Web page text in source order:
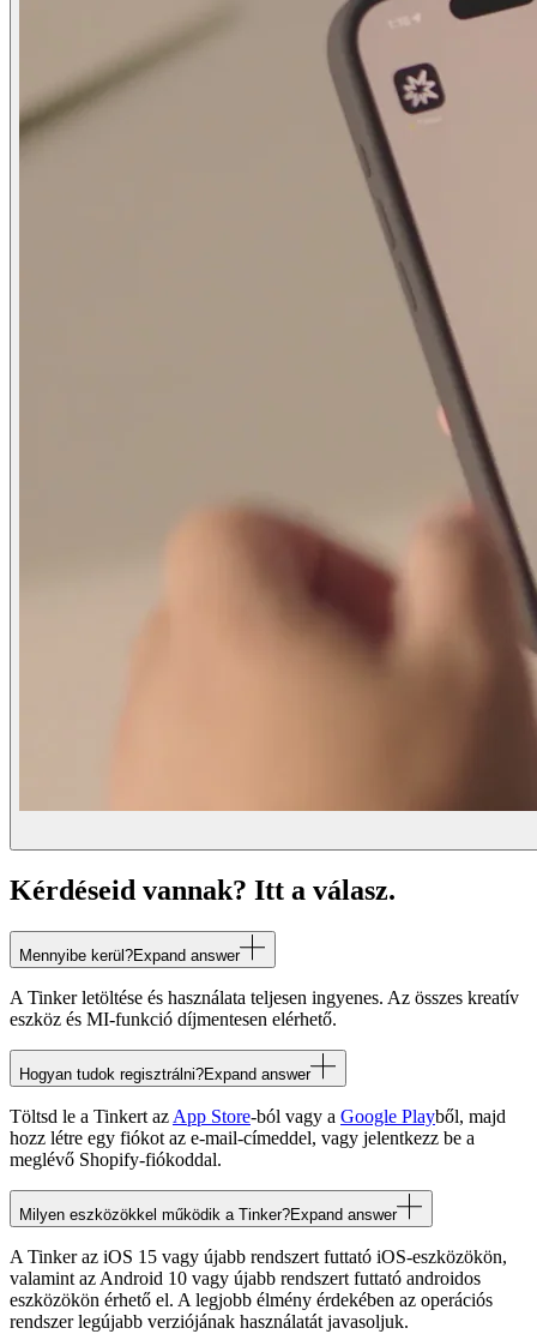
Kérdéseid vannak? Itt a válasz.
Mennyibe kerül?Expand answer
A Tinker letöltése és használata teljesen ingyenes. Az összes kreatív
eszköz és MI-funkció díjmentesen elérhető.
Hogyan tudok regisztrálni?Expand answer
Töltsd le a Tinkert az App Store-ból vagy a Google Playből, majd
hozz létre egy fiókot az e-mail-címeddel, vagy jelentkezz be a
meglévő Shopify-fiókoddal.
Milyen eszközökkel működik a Tinker?Expand answer
A Tinker az iOS 15 vagy újabb rendszert futtató iOS-eszközökön,
valamint az Android 10 vagy újabb rendszert futtató androidos
eszközökön érhető el. A legjobb élmény érdekében az operációs
rendszer legújabb verziójának használatát javasoljuk.